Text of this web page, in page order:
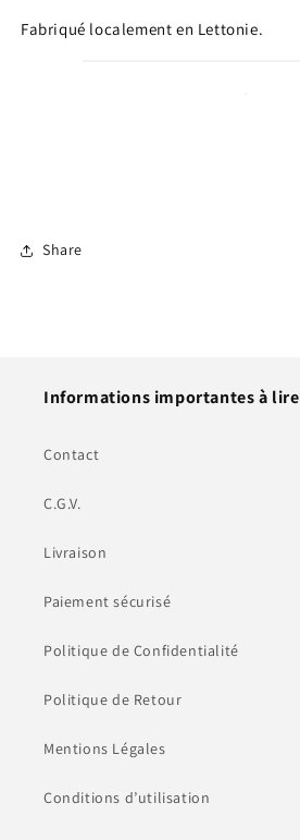
Fabriqué localement en Lettonie.
Share
Informations importantes à lire
Contact
C.G.V.
Livraison
Paiement sécurisé
Politique de Confidentialité
Politique de Retour
Mentions Légales
Conditions d’utilisation